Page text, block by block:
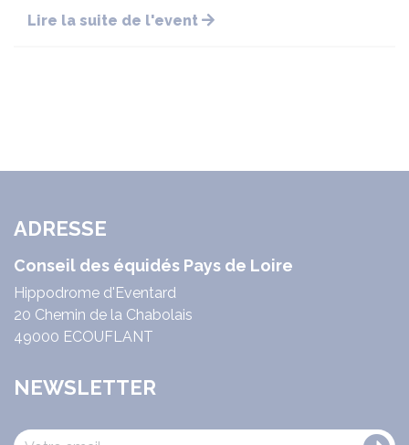
Lire la suite de l'event
ADRESSE
Conseil des équidés Pays de Loire
Hippodrome d'Eventard
20 Chemin de la Chabolais
49000 ECOUFLANT
NEWSLETTER